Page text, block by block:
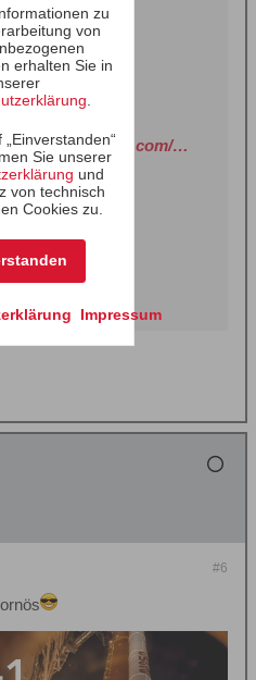
cooler.
https://www.youtube.com/watch?v=OnoNITE-CLc
#6
zu
von
erhalten Sie in
Sie unserer
und
von technisch
Cookies zu.
Impressum